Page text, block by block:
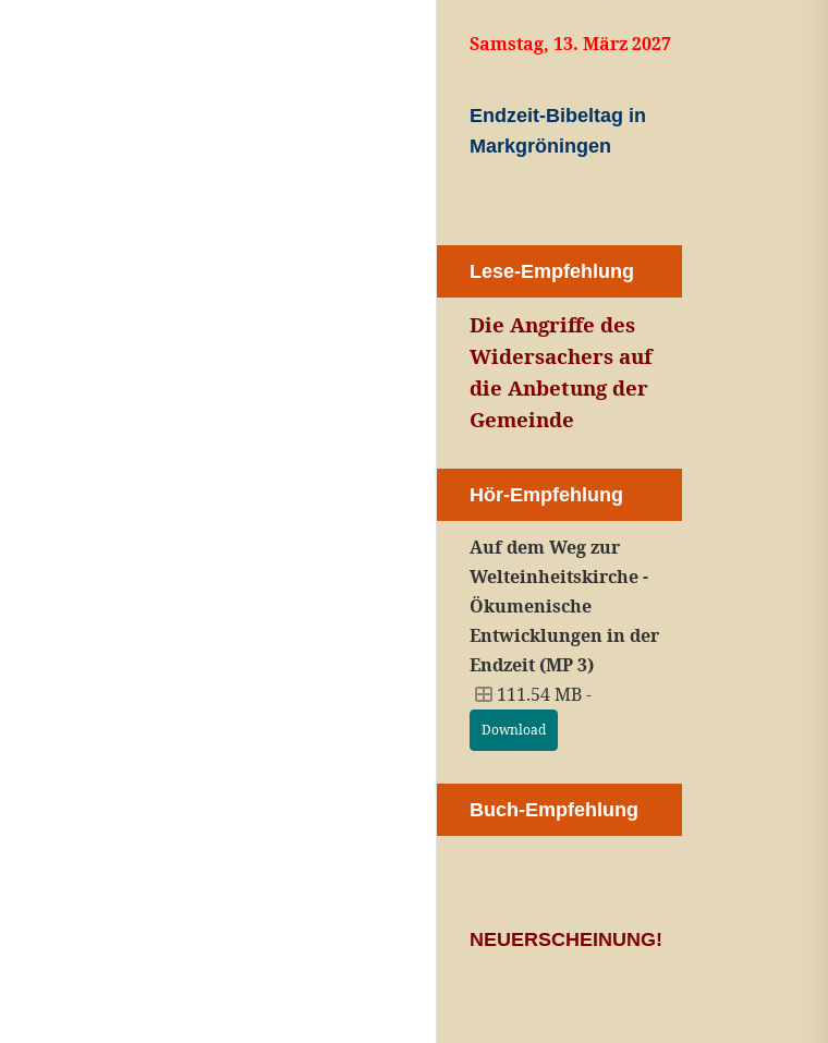
Samstag, 13. März 2027
Endzeit-Bibeltag in
Markgröningen
Lese-Empfehlung
Die Angriffe des
Widersachers auf
die Anbetung der
Gemeinde
Hör-Empfehlung
Auf dem Weg zur
Welteinheitskirche -
Ökumenische
Entwicklungen in der
Endzeit (MP 3)
111.54 MB -
Download
Buch-Empfehlung
NEUERSCHEINUNG!